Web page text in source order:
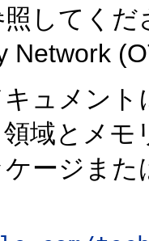
照してく
Network
ュメン
域とメ
ージま